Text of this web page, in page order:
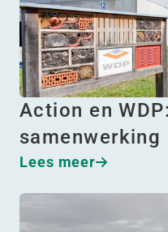
Action en
samenwerking
Lees meer